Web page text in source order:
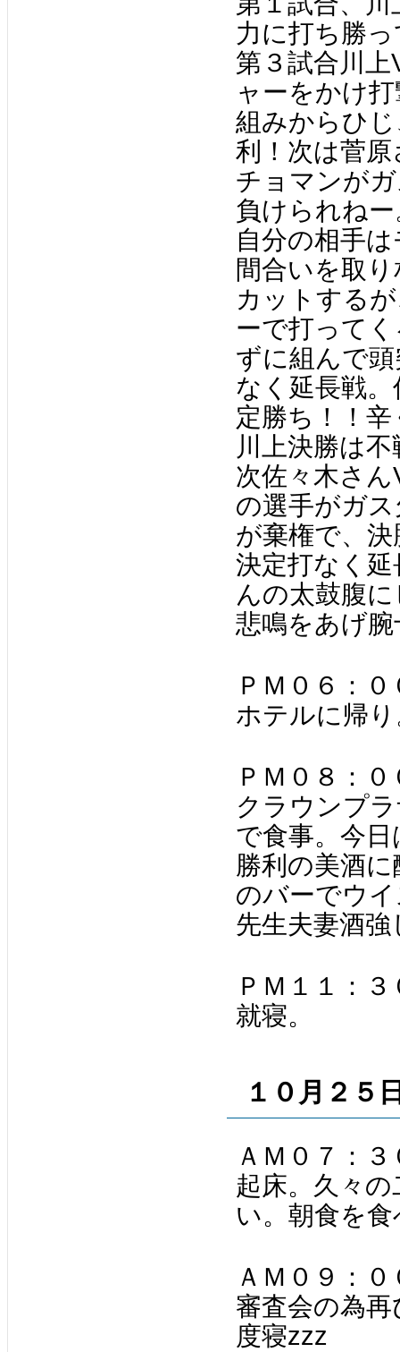
力に打ち勝
第３試合川
ャーをかけ
組みからひ
利！次は菅
チョマンが
負けられねー
自分の相手
間合いを取
カットする
ーで打って
ずに組んで
なく延長戦
定勝ち！！
川上決勝は
次佐々木さ
の選手がガ
が棄権で、
決定打なく
んの太鼓腹
悲鳴をあげ
ＰＭ０６：０
ホテルに帰
ＰＭ０８：０
クラウンプ
で食事。今
勝利の美酒
のバーでウ
先生夫妻酒強
ＰＭ１１：３
就寝。
１０月２５
ＡＭ０７：３
起床。久々
い。朝食を
ＡＭ０９：０
審査会の為
度寝zzz